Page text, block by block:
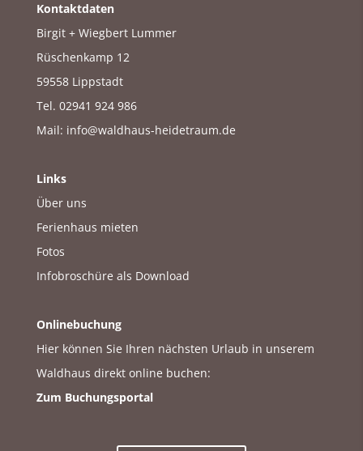
Kontaktdaten
Birgit + Wiegbert Lummer
Rüschenkamp 12
59558 Lippstadt
Tel. 02941 924 986
Mail: info@waldhaus-heidetraum.de
Links
Über uns
Ferienhaus mieten
Fotos
Infobroschüre als Download
Onlinebuchung
Hier können Sie Ihren nächsten Urlaub in unserem
Waldhaus direkt online buchen:
Zum Buchungsportal